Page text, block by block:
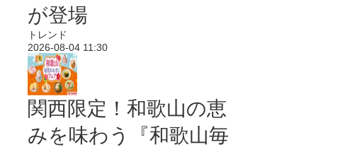
が登場
トレンド
2026-08-04 11:30
関西限定！和歌山の恵
みを味わう『和歌山毎